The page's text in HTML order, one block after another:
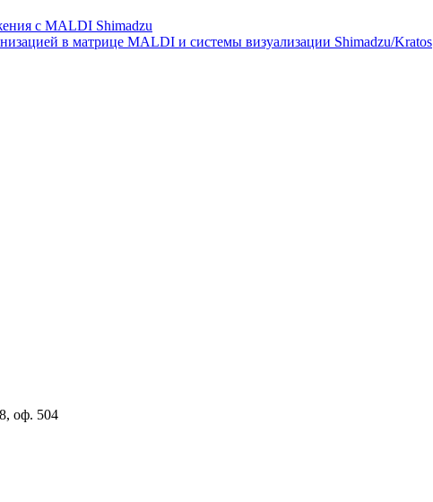
с MALDI Shimadzu
в матрице MALDI и системы визуализации Shimadzu/Kratos
оф. 504